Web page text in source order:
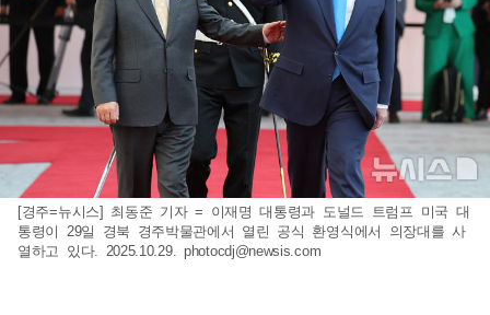
[경주=뉴시스] 최동준 기자 = 이재명 대통령과 도널드 트럼프 미국 대
통령이 29일 경북 경주박물관에서 열린 공식 환영식에서 의장대를 사
열하고 있다. 2025.10.29. photocdj@newsis.com